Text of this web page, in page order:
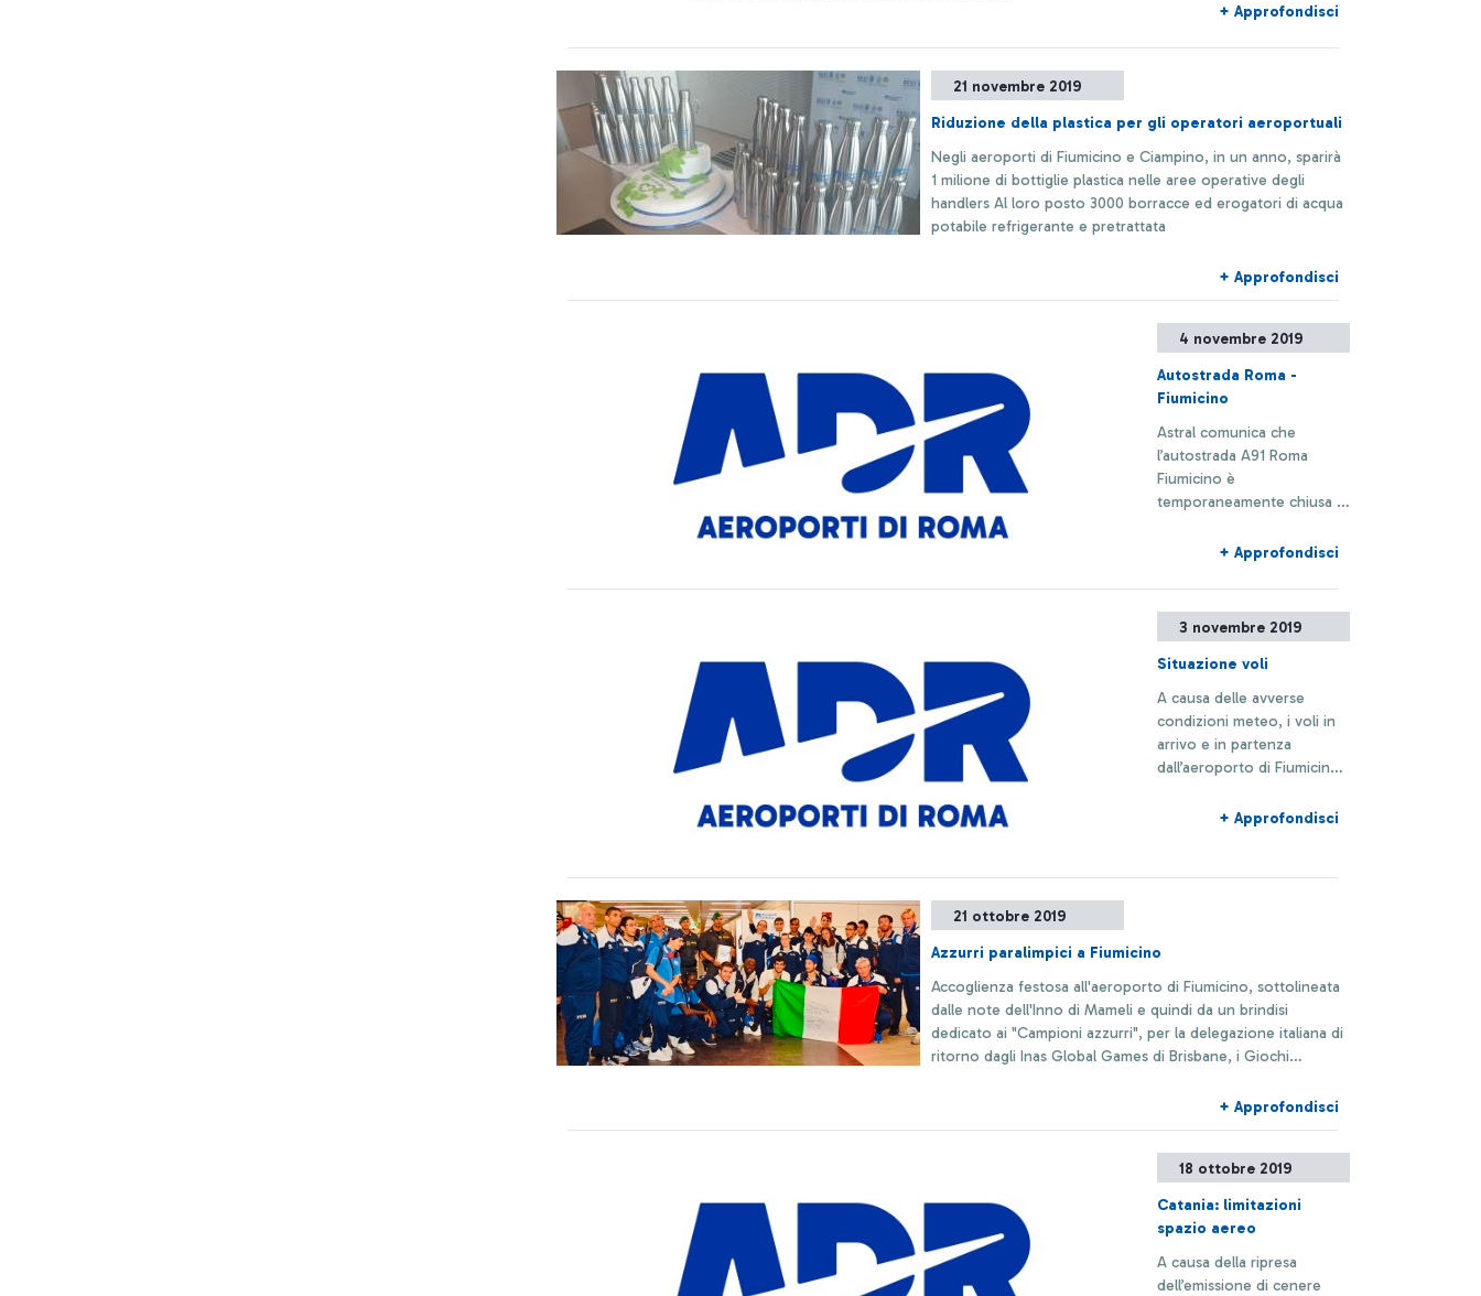
potrebbero subire ritardi o
+ Approfondisci
21 novembre 2019
Riduzione della plastica per gli operatori aeroportuali
Negli aeroporti di Fiumicino e Ciampino, in un anno, sparirà
1 milione di bottiglie plastica nelle aree operative degli
handlers Al loro posto 3000 borracce ed erogatori di acqua
potabile refrigerante e pretrattata
+ Approfondisci
4 novembre 2019
Autostrada Roma -
Fiumicino
Astral comunica che
l’autostrada A91 Roma
Fiumicino è
temporaneamente chiusa in
seguito di un grave
+ Approfondisci
3 novembre 2019
Situazione voli
A causa delle avverse
condizioni meteo, i voli in
arrivo e in partenza
dall’aeroporto di Fiumicino
ritardi nelle prossime ore.
+ Approfondisci
21 ottobre 2019
Azzurri paralimpici a Fiumicino
Accoglienza festosa all'aeroporto di Fiumicino, sottolineata
dalle note dell'Inno di Mameli e quindi da un brindisi
dedicato ai "Campioni azzurri", per la delegazione italiana di
ritorno dagli Inas Global Games di Brisbane, i Giochi
+ Approfondisci
18 ottobre 2019
Catania: limitazioni
spazio aereo
A causa della ripresa
dell’emissione di cenere